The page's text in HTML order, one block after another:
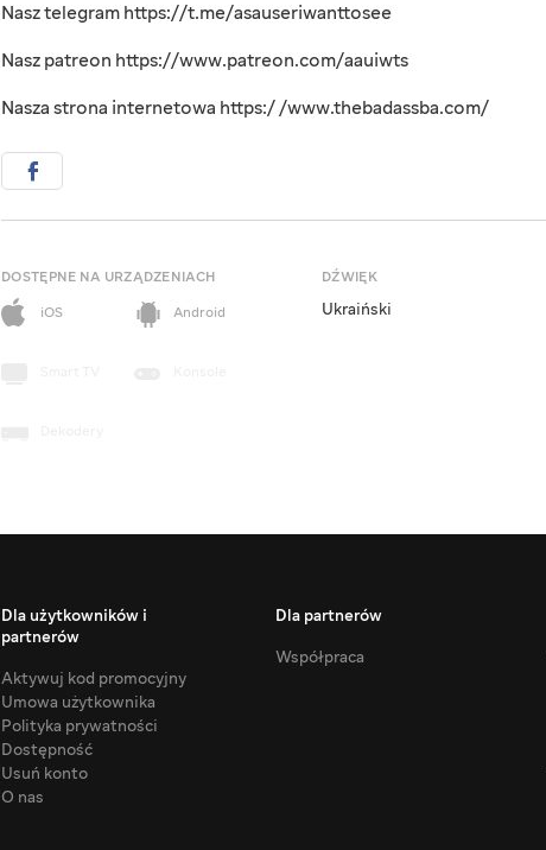
Nasz telegram https://t.me/asauseriwanttosee
Nasz patreon https://www.patreon.com/aauiwts
Nasza strona internetowa https:/ /www.thebadassba.com/
DOSTĘPNE NA URZĄDZENIACH
iOS
Android
DŹWIĘK
Ukraiński
Dla użytkowników i
partnerów
Aktywuj kod promocyjny
Umowa użytkownika
Polityka prywatności
Dostępność
Usuń konto
O nas
Dla partnerów
Współpraca